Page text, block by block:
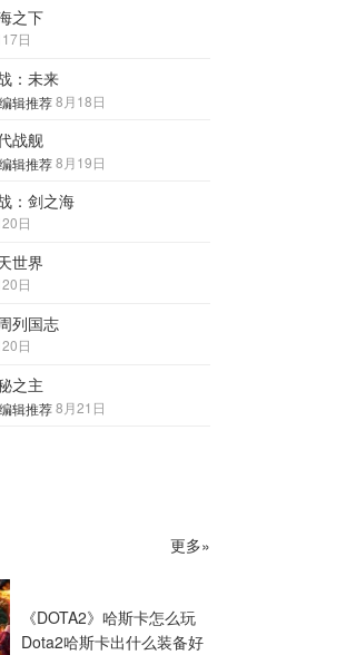
之下
日
：未来
8月18日
战舰
8月19日
：剑之海
日
世界
日
列国志
日
之主
8月21日
更多»
《DOTA2》哈斯卡怎么玩
Dota2哈斯卡出什么装备好